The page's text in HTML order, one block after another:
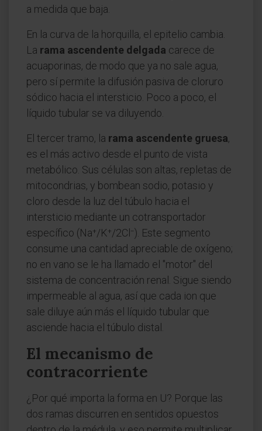
a medida que baja.
En la curva de la horquilla, el epitelio cambia.
La rama ascendente delgada carece de
acuaporinas, de modo que ya no sale agua,
pero sí permite la difusión pasiva de cloruro
sódico hacia el intersticio. Poco a poco, el
líquido tubular se va diluyendo.
El tercer tramo, la rama ascendente gruesa,
es el más activo desde el punto de vista
metabólico. Sus células son altas, repletas de
mitocondrias, y bombean sodio, potasio y
cloro desde la luz del túbulo hacia el
intersticio mediante un cotransportador
específico (Na⁺/K⁺/2Cl⁻). Este segmento
consume una cantidad apreciable de oxígeno;
no en vano se le ha llamado el "motor" del
sistema de concentración renal. Sigue siendo
impermeable al agua, así que cada ion que
sale diluye aún más el líquido tubular que
asciende hacia el túbulo distal.
El mecanismo de
contracorriente
¿Por qué importa la forma en U? Porque las
dos ramas discurren en sentidos opuestos